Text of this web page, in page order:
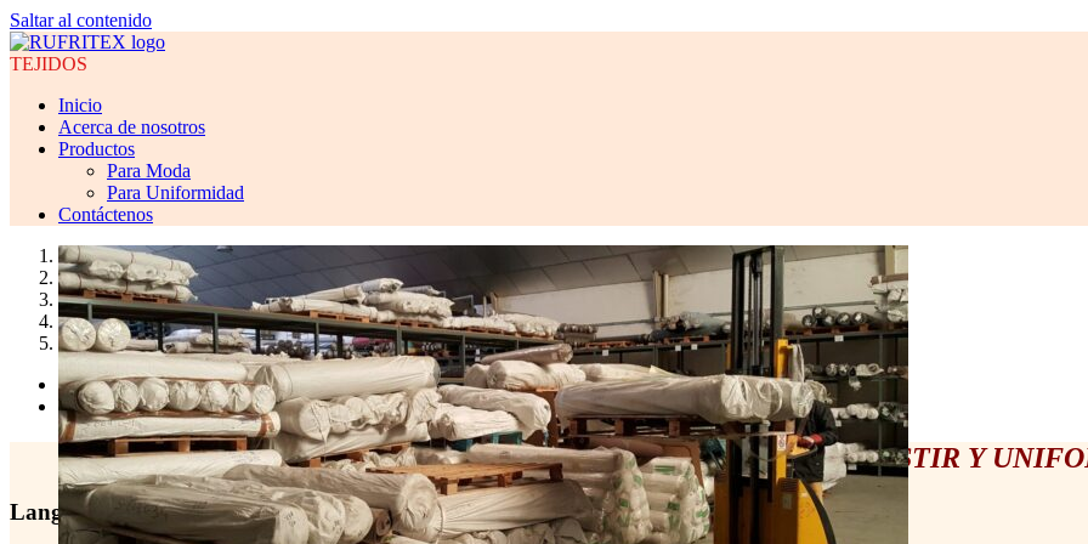
Saltar al contenido
TEJIDOS
Inicio
Acerca de nosotros
Productos
Para Moda
Para Uniformidad
Contáctenos
1
2
3
4
5
Previous
Next
TEJIDOS AL POR MAYOR PARA VESTIR Y
Language switcher